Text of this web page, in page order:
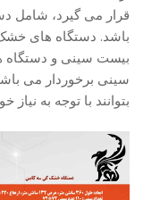
قرار می گیرد، شامل
باشد. دستگاه های
بیست سینی و
سینی برخوردار می
بتوانند با توجه به نیاز